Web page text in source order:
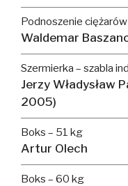
Podnoszenie
Waldemar
Szermierka – szabla
Jerzy Władysław
2005)
Boks – 51 kg
Artur Olech
Boks – 60 kg